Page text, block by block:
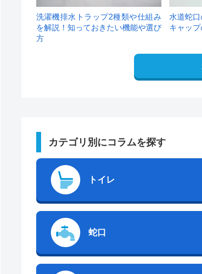
洗濯機排水トラップ2種類や仕組み
を解説！知っておきたい機能や選び
方
水道蛇
キャッ
カテゴリ別にコラムを探す
トイレ
蛇口